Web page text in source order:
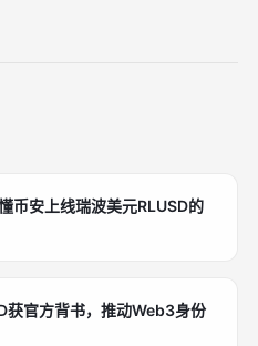
币安上线瑞波美元RLUSD的
获官方背书，推动Web3身份